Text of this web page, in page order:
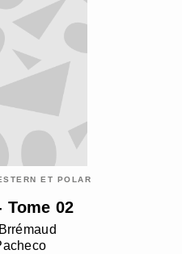
ET POLAR
Tome 02